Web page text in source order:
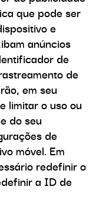
que pode ser
e
anúncios
de
de
em seu
limitar o uso ou
do seu
de
móvel. Em
redefinir o
a ID de